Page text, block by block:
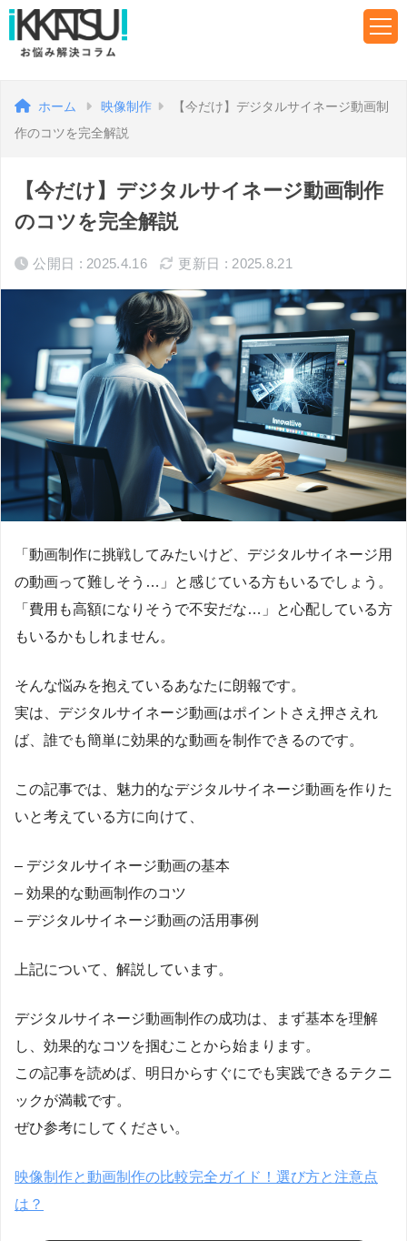
ホーム 映像制作
【今だけ】デジタルサイネージ動画制
作のコツを完全解説
【今だけ】デジタルサイネージ動画制作
のコツを完全解説
公開日 : 2025.4.16 更新日 : 2025.8.21
「動画制作に挑戦してみたいけど、デジタルサイネージ用
の動画って難しそう…」と感じている方もいるでしょう。
「費用も高額になりそうで不安だな…」と心配している方
もいるかもしれません。
そんな悩みを抱えているあなたに朗報です。
実は、デジタルサイネージ動画はポイントさえ押さえれ
ば、誰でも簡単に効果的な動画を制作できるのです。
この記事では、魅力的なデジタルサイネージ動画を作りた
いと考えている方に向けて、
– デジタルサイネージ動画の基本
– 効果的な動画制作のコツ
– デジタルサイネージ動画の活用事例
上記について、解説しています。
デジタルサイネージ動画制作の成功は、まず基本を理解
し、効果的なコツを掴むことから始まります。
この記事を読めば、明日からすぐにでも実践できるテクニ
ックが満載です。
ぜひ参考にしてください。
映像制作と動画制作の比較完全ガイド！選び方と注意点
は？